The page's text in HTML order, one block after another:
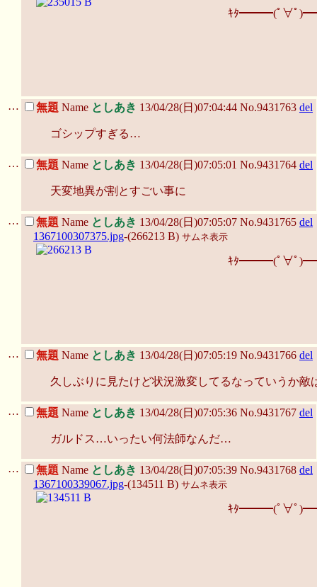
ｷﾀ━━━(ﾟ∀ﾟ
… 無題 Name としあき 13/04/28(日)07:04:44 No.9431763 del
ゴシップすぎる…
… 無題 Name としあき 13/04/28(日)07:05:01 No.9431764 del
天変地異が割とすごい事に
… 無題 Name としあき 13/04/28(日)07:05:07 No.9431765 del
1367100307375.jpg-(266213 B) サムネ表示
ｷﾀ━━━(ﾟ∀ﾟ
… 無題 Name としあき 13/04/28(日)07:05:19 No.9431766 del
久しぶりに見たけど状況激変してるなっていうか敵
… 無題 Name としあき 13/04/28(日)07:05:36 No.9431767 del
ガルドス…いったい何法師なんだ…
… 無題 Name としあき 13/04/28(日)07:05:39 No.9431768 del
1367100339067.jpg-(134511 B) サムネ表示
ｷﾀ━━━(ﾟ∀ﾟ